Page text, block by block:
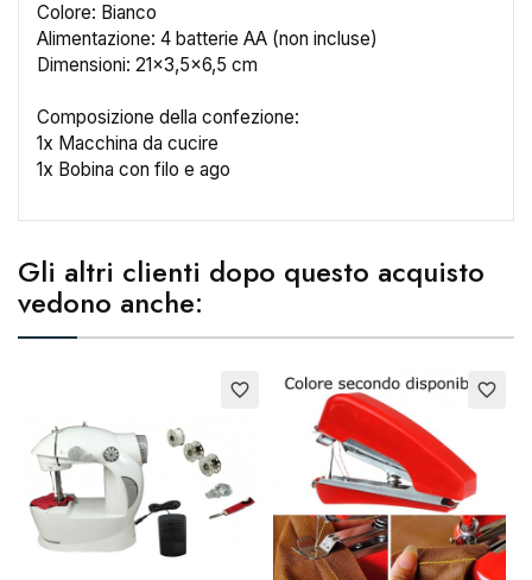
Colore: Bianco
Alimentazione: 4 batterie AA (non incluse)
Dimensioni: 21x3,5x6,5 cm
Composizione della confezione:
1x Macchina da cucire
1x Bobina con filo e ago
Gli altri clienti dopo questo acquisto
vedono anche:
favorite_border favorite_border
Crea lista dei desideri
Nome lista dei desideri
Annulla